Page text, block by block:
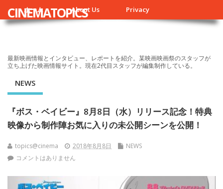
ホーム About Us Privacy
CINEMATOPICS
最新映画情報とインタビュー、レポートを紹介。某映画映画祭のスタッフが
立ち上げた映画情報サイト。現在2代目スタッフが編集制作している。
NEWS
『ボス・ベイビー』8月8日（水）リリース記念！特典
映像から制作陣お気に入りの未公開シーンを公開！
topics@cinema 2018年8月8日
NEWS
コメントはありません